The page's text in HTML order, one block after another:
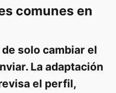
comunes en
solo cambiar el
La adaptación
el perfil,